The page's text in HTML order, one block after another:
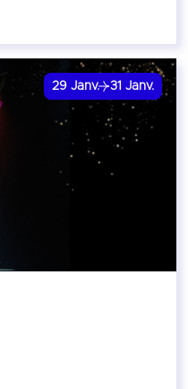
29 Janv. 31 Janv.